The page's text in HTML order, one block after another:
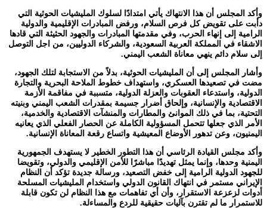
وأكد المجلس أن هذا الانتهاك يأتي امتدادًا لسلوك المليشيات الحوثية التي
دأبت على تقويض كل فرص السلام، ورفض المبادرات الإقليمية والدولية
الرامية إلى إنهاء الحرب، وفي مقدمتها المبادرات والجهود الحثيثة التي قادها
الاشقاء في المملكة العربية السعودية، والشركاء الدوليين، من اجل التوصل
إلى سلام دائم ينهي معاناة الشعب اليمني.
وأشار المجلس إلى أن المليشيات الحوثية، بدلاً من الاستجابة لتلك الجهود،
مضت في تصعيدها العسكري، واستهداف خطوط الملاحة البحرية والتجارة
الدولية، واستدعاء العقوبات والعزلة الدولية، متسببة في مفاقمة الأزمة
الاقتصادية والإنسانية، وإلحاق أضرار جسيمة بمقدرات الشعب اليمني وبنيته
التحتية، بما في ذلك الموانئ والمطارات والمنشآت الاقتصادية والخدمية،
الأمر الذي جعلها تتحمل المسؤولية الكاملة عن الحصار الفعلي الذي يعانيه
اليمنيون، وعن تدهور الأوضاع المعيشية واتساع رقعة المعاناة الإنسانية.
وأكد مجلس القيادة الرئاسي أن هذا التطور الخطير لا يستهدف الجمهورية
اليمنية وحدها، وإنما يمثل تهديدًا مباشرًا للأمن الإقليمي والدولي، وتقويضا
للجهود الدولية الرامية إلى خفض التصعيد، ورسالة جديدة تؤكد أن النظام
الإيراني مستمر في انتهاك القانون الدولي واستخدام المليشيات المسلحة
أدوات لزعزعة الاستقرار، وأن أي تفاهمات مع هذا النظام لن تكون قابلة
للاستمرار ما لم تقترن بآليات حقيقية للردع والمساءلة.